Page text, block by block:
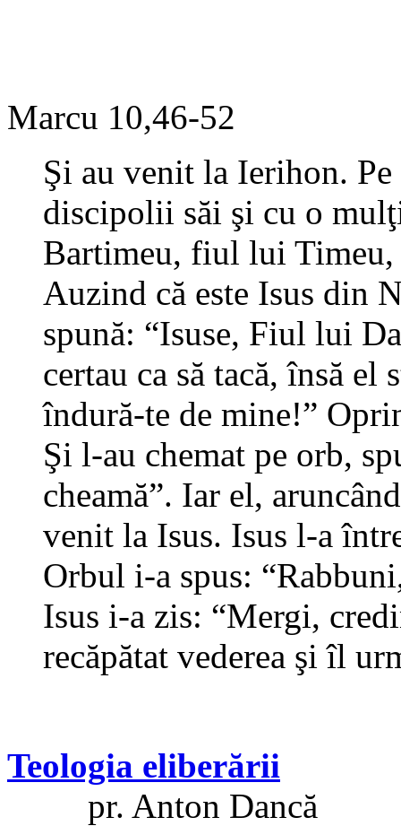
Marcu 10,46-52
Şi au venit la Ierihon.
discipolii săi şi cu o
Bartimeu, fiul lui Timeu,
Auzind că este Isus din
spună: “Isuse, Fiul lui
certau ca să tacă, însă
îndură-te de mine!”
Şi l-au chemat pe orb,
cheamă”. Iar el,
venit la Isus. Isus l-a
Orbul i-a spus:
Isus i-a zis: “Mergi,
recăpătat vederea şi îl
Teologia eliberării
pr. Anton Dancă